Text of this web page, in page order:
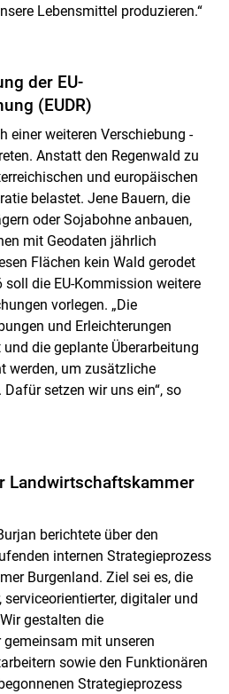
Lebensmittel produzieren.“
der EU-
(EUDR)
einer weiteren Verschiebung -
Anstatt den Regenwald zu
und europäischen
belastet. Jene Bauern, die
oder Sojabohne anbauen,
mit Geodaten jährlich
Flächen kein Wald gerodet
die EU-Kommission weitere
vorlegen. „Die
und Erleichterungen
die geplante Überarbeitung
werden, um zusätzliche
setzen wir uns ein“, so
Landwirtschaftskammer
berichtete über den
internen Strategieprozess
Burgenland. Ziel sei es, die
digitaler und
gestalten die
mit unseren
sowie den Funktionären
Strategieprozess